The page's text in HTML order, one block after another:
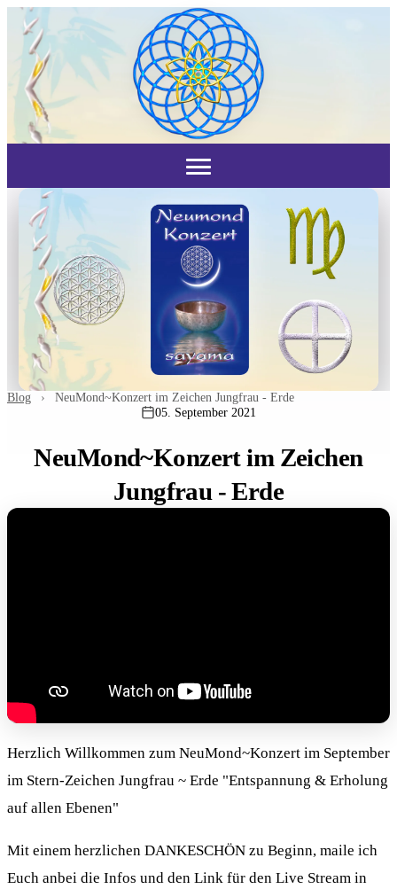
Blog › NeuMond~Konzert im Zeichen Jungfrau - Erde
05. September 2021
NeuMond~Konzert im Zeichen
Jungfrau - Erde
Herzlich Willkommen zum NeuMond~Konzert im September
im Stern-Zeichen Jungfrau ~ Erde "Entspannung & Erholung
auf allen Ebenen"
Mit einem herzlichen DANKESCHÖN zu Beginn, maile ich
Euch anbei die Infos und den Link für den Live Stream in